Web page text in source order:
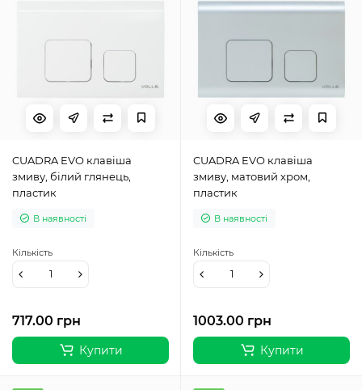
CUADRA EVO клавіша
змиву, білий глянець,
пластик
В наявності
717.00 грн
Кількість
Купити
CUADRA EVO клавіша
змиву, матовий хром,
пластик
В наявності
1003.00 грн
Кількість
Купити